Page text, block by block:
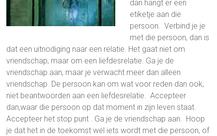
dan hangt er een
etiketje aan die
persoon. Verbind je je
met die persoon, dan is
dat een uitnodiging naar een relatie. Het gaat niet om
vriendschap, maar om een liefdesrelatie. Ga je de
vriendschap aan, maar je verwacht meer dan alleen
vriendschap. De persoon kan om wat voor reden dan ook,
niet beantwoorden aan een liefdesrelatie. Accepteer
dan,waar die persoon op dat moment in zijn leven staat.
Accepteer het stop punt . Ga je de vriendschap aan. Hoop
je dat het in de toekomst wel iets wordt met die persoon, of